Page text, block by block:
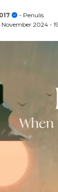
- Penulis
November 2024 -